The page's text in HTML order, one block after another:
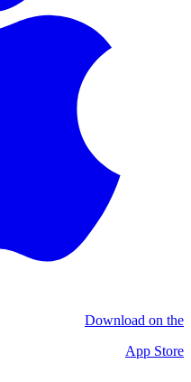
Download on the
App Store